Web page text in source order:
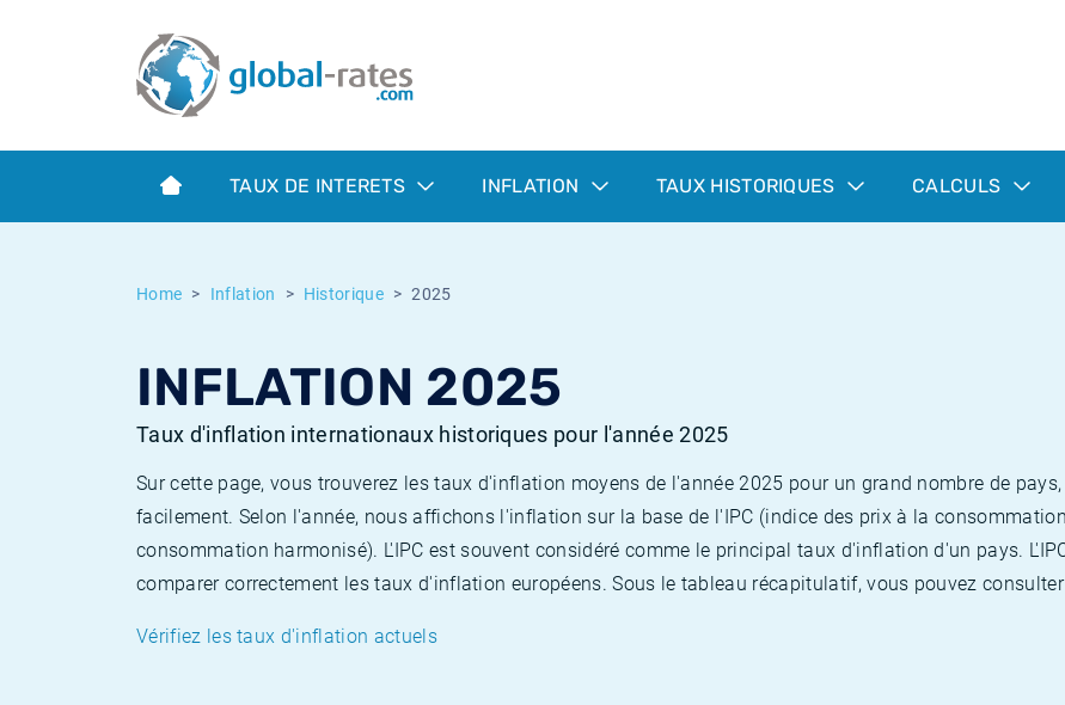
TAUX DE INTERETS INFLATION TAUX HISTORIQUES CALCULS
Home Inflation Historique 2025
INFLATION 2025
Taux d'inflation internationaux historiques pour l'année 2025
Sur cette page, vous trouverez les taux d'inflation moyens de l'année 2025 pour un grand nombre de
facilement. Selon l'année, nous affichons l'inflation sur la base de l'IPC (indice des prix à la
consommation harmonisé). L'IPC est souvent considéré comme le principal taux d'inflation d'un pays.
comparer correctement les taux d'inflation européens. Sous le tableau récapitulatif, vous pouvez
Vérifiez les taux d'inflation actuels
Term SOFR
Qu'est-ce que l'inflation IPC?
Qu'est-ce que l'inflation IPCH?
Taux Euribor historiques
Taux ESTER historiques
Taux d'inflation historiques
Calculateur d’inflation